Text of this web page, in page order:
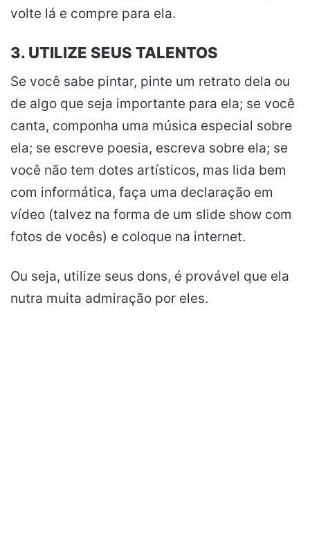
volte lá e compre para ela.
3. UTILIZE SEUS TALENTOS
Se você sabe pintar, pinte um retrato dela ou
de algo que seja importante para ela; se você
canta, componha uma música especial sobre
ela; se escreve poesia, escreva sobre ela; se
você não tem dotes artísticos, mas lida bem
com informática, faça uma declaração em
vídeo (talvez na forma de um slide show com
fotos de vocês) e coloque na internet.
Ou seja, utilize seus dons, é provável que ela
nutra muita admiração por eles.